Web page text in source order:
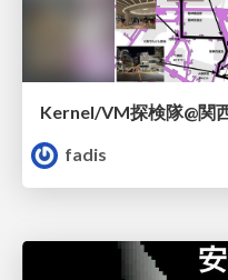
fadis